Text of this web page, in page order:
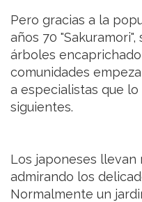
Pero gracias a la
años 70
árboles
comunidades
a especialistas que
siguientes.
Los japoneses llevan
admirando los
Normalmente un